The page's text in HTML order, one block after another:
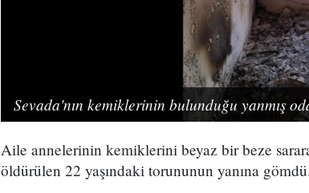
Sevada'nın kemiklerinin bulunduğu yanmış
Aile annelerinin kemiklerini beyaz bir beze
öldürülen 22 yaşındaki torununun yanına